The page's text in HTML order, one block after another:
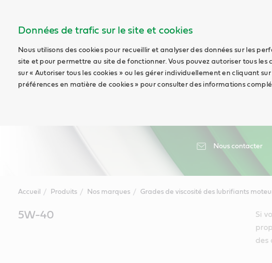
Données de trafic sur le site et cookies
Nous utilisons des cookies pour recueillir et analyser des données sur les
site et pour permettre au site de fonctionner. Vous pouvez autoriser tous les
sur « Autoriser tous les cookies » ou les gérer individuellement en cliquant sur
préférences en matière de cookies » pour consulter des informations
Nous contacter
Accueil Produits Nos marques Grades de viscosité des lubrifiants
Content5W-40
Si
des